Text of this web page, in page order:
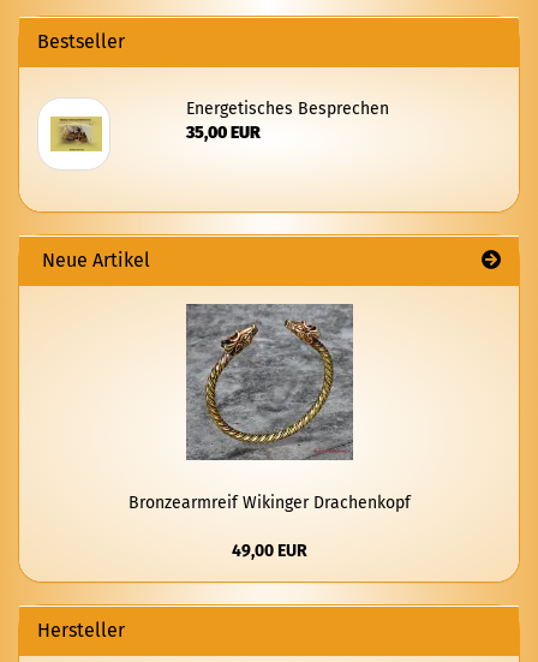
Bestseller
En­er­ge­ti­sches Be­spre­chen
35,00 EUR
Neue Artikel
Bron­ze­arm­reif Wi­kin­ger Dra­chen­kopf
49,00 EUR
Hersteller